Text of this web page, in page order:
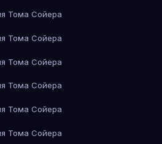
Тома Сойера
Тома Сойера
Тома Сойера
Тома Сойера
Тома Сойера
Тома Сойера